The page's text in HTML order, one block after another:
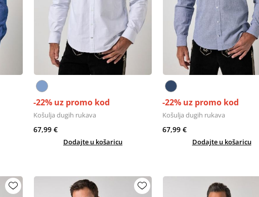
-22% uz promo kod
Košulja dugih rukava
67,99 €
Dodajte u košaricu
-22% uz promo kod
Košulja dugih rukava
67,99 €
Dodajte u košaricu